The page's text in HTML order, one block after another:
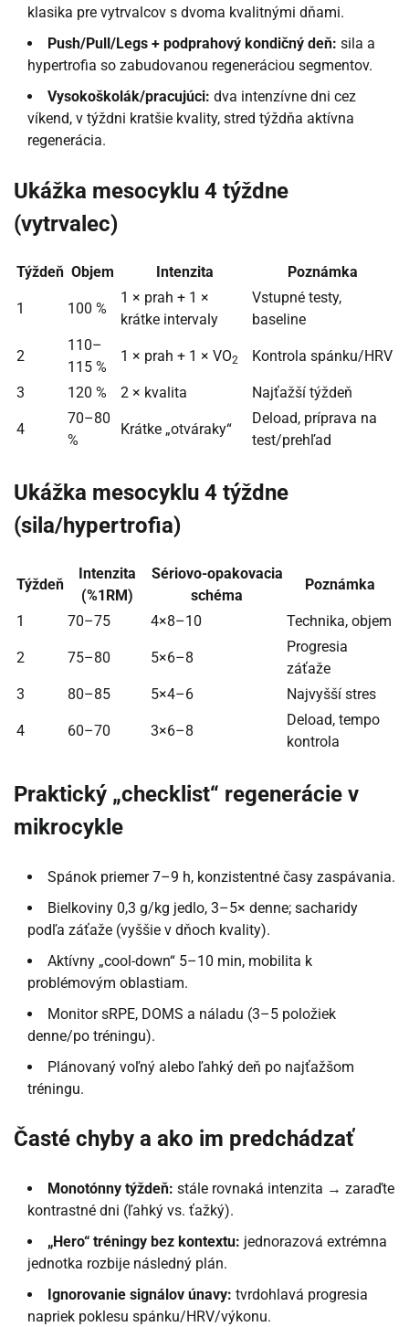
klasika pre vytrvalcov s dvoma kvalitnými dňami.
Push/Pull/Legs + podprahový kondičný deň: sila a
hypertrofia so zabudovanou regeneráciou segmentov.
Vysokoškolák/pracujúci: dva intenzívne dni cez
víkend, v týždni kratšie kvality, stred týždňa aktívna
regenerácia.
Ukážka mesocyklu 4 týždne
(vytrvalec)
Týždeň Objem Intenzita Poznámka
1 100 %
1 × prah + 1 ×
krátke intervaly
Vstupné testy,
baseline
2
110–
115 %
1 × prah + 1 × VO2 Kontrola spánku/HRV
3 120 % 2 × kvalita Najťažší týždeň
4
70–80
%
Krátke „otváraky“
Deload, príprava na
test/prehľad
Ukážka mesocyklu 4 týždne
(sila/hypertrofia)
Týždeň
Intenzita
(%1RM)
Sériovo-opakovacia
schéma
Poznámka
1 70–75 4×8–10 Technika, objem
2 75–80 5×6–8
Progresia
záťaže
3
80–85 5×4–6 Najvyšší stres
4 60–70 3×6–8
Deload, tempo
kontrola
Praktický „checklist“ regenerácie v
mikrocykle
Spánok priemer 7–9 h, konzistentné časy zaspávania.
Bielkoviny 0,3 g/kg jedlo, 3–5× denne; sacharidy
podľa záťaže (vyššie v dňoch kvality).
Aktívny „cool-down“ 5–10 min, mobilita k
problémovým oblastiam.
Monitor sRPE, DOMS a náladu (3–5 položiek
denne/po tréningu).
Plánovaný voľný alebo ľahký deň po najťažšom
tréningu.
Časté chyby a ako im predchádzať
Monotónny týždeň: stále rovnaká intenzita → zaraďte
kontrastné dni (ľahký vs. ťažký).
„Hero“ tréningy bez kontextu: jednorazová extrémna
jednotka rozbije následný plán.
Ignorovanie signálov únavy: tvrdohlavá progresia
napriek poklesu spánku/HRV/výkonu.